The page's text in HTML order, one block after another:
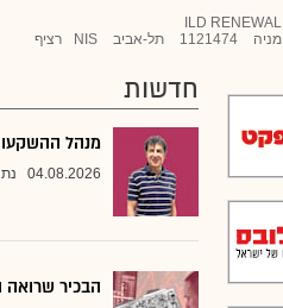
ILD RENEWAL
מניה
1121474 תל-אביב NIS רציף
חדשות
מנהל
04.08.2026
הבכיר שרואה